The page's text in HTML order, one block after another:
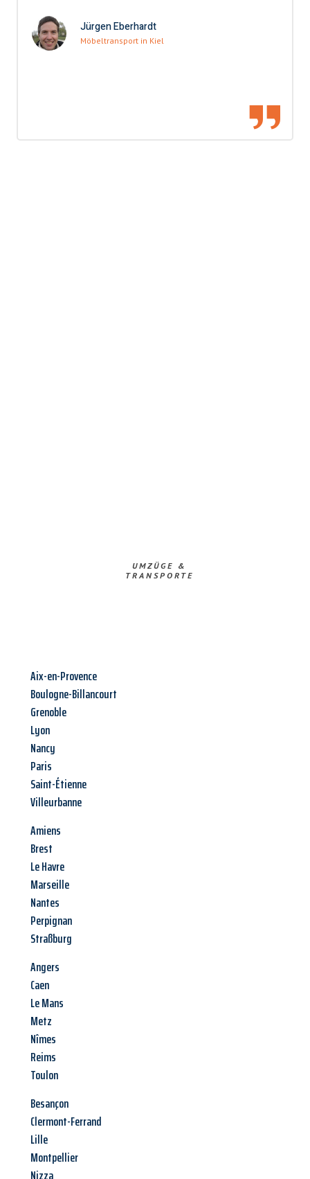
Jürgen Eberhardt
Möbeltransport in Kiel
UMZÜGE &
TRANSPORTE
Aix-en-Provence
Boulogne-Billancourt
Grenoble
Lyon
Nancy
Paris
Saint-Étienne
Villeurbanne
Amiens
Brest
Le Havre
Marseille
Nantes
Perpignan
Straßburg
Angers
Caen
Le Mans
Metz
Nîmes
Reims
Toulon
Besançon
Clermont-Ferrand
Lille
Montpellier